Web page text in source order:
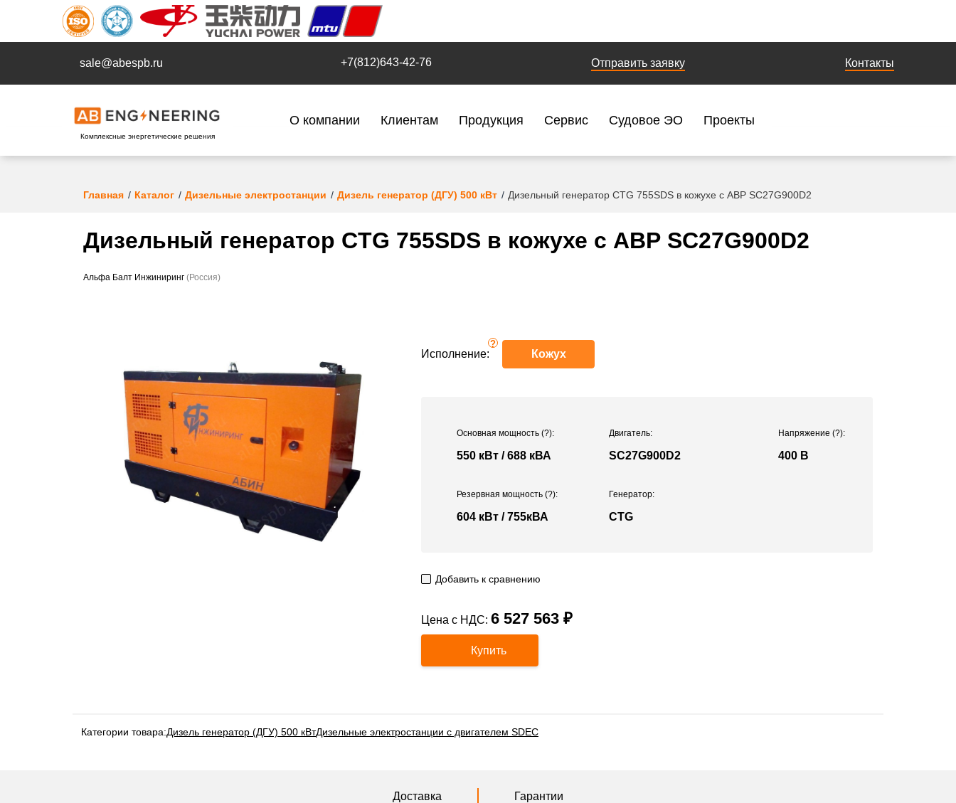
sale@abespb.ru +7(812)643-42-76 Отправить заявку Контакты
Комплексные энергетические решения
О компании Клиентам Продукция Сервис Судовое ЭО Проекты
Главная Каталог Дизельные электростанции Дизель генератор (ДГУ) 500 кВт Дизельный генератор CTG 755SDS в кожухе с АВР SC27G900D2
Дизельный генератор CTG 755SDS в кожухе с АВР SC27G900D2
Альфа Балт Инжиниринг (Россия)
Исполнение:
?
Кожух
Основная мощность (?):
550 кВт / 688 кВА
Двигатель:
SC27G900D2
Напряжение(?):
400 В
Резервная мощность (?):
604 кВт / 755кВА
Генератор:
CTG
Добавить к сравнению
Цена с НДС: 6 527 563 ₽
Купить
Категории товара:Дизель генератор (ДГУ) 500 кВтДизельные электростанции с двигателем SDEC
Доставка Гарантии